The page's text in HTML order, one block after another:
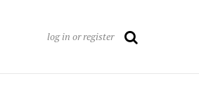
log in or register